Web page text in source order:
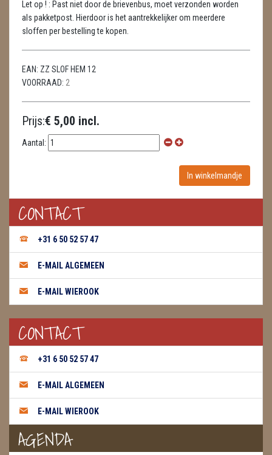
METEORIETEN
READING EN PERSOONLIJK ADVIES
SCHEDELS / SKULLS
SPECIALE STUKKEN
VLINDERS
WIEROOK, OLIE & TOEBEHOREN
WIEROOK
WIEROOK GREEN TREE
WIEROOK HEM / DARSHAN
WIEROOK KEGELS
WIEROOK NAG CHAMPA / SATYA
OLIE
WIEROOK HUTTEN & PLANKJES
ZAKJES WATER ELIXERS
Let op ! : Past niet door de brievenbus, moet verzonden worden
als pakketpost. Hierdoor is het aantrekkelijker om meerdere
sloffen per bestelling te kopen.
EAN: ZZ SLOF HEM 12
VOORRAAD: 2
Prijs:€ 5,00 incl.
Aantal:
CONTACT
+31 6 50 52 57 47
E-MAIL ALGEMEEN
E-MAIL WIEROOK
CONTACT
+31 6 50 52 57 47
E-MAIL ALGEMEEN
E-MAIL WIEROOK
AGENDA